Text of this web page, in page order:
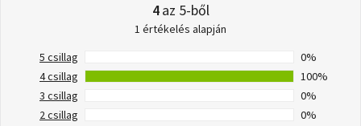
4az 5-ből
1 értékelés alapján
5 csillag
0%
4 csillag
100%
3 csillag
0%
2 csillag
0%